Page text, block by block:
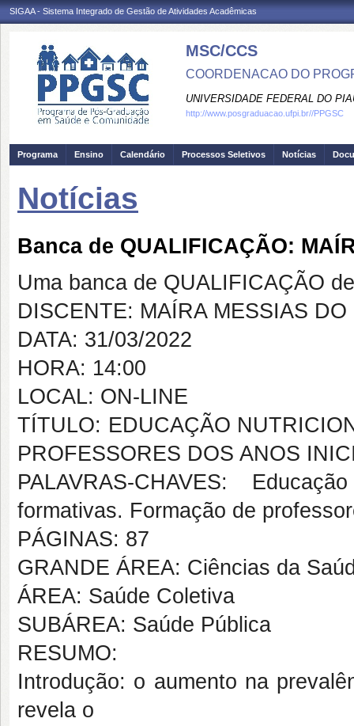
SIGAA - Sistema Integrado de Gestão de Atividades Acadêmicas
MSC/CCS
COORDENACAO DO
UNIVERSIDADE FEDERAL DO
http://www.posgraduacao.ufpi.br//PPGSC
Programa Ensino Calendário Processos Seletivos Notícias
Notícias
Banca de QUALIFICAÇÃO:
Uma banca de QUALIFICAÇÃO
DISCENTE: MAÍRA MESSIAS
DATA: 31/03/2022
HORA: 14:00
LOCAL: ON-LINE
TÍTULO: EDUCAÇÃO
PROFESSORES DOS ANOS
PALAVRAS-CHAVES:
formativas. Formação de
PÁGINAS: 87
GRANDE ÁREA: Ciências da
ÁREA: Saúde Coletiva
SUBÁREA: Saúde Pública
RESUMO:
Introdução: o aumento na
revela o